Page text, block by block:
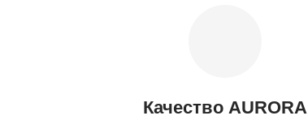
Качество AURORA